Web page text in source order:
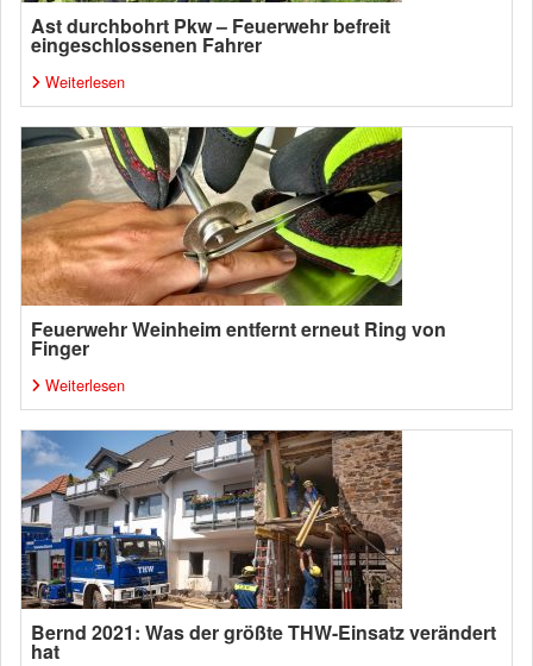
Ast durchbohrt Pkw – Feuerwehr befreit
eingeschlossenen Fahrer
Weiterlesen
Feuerwehr Weinheim entfernt erneut Ring von
Finger
Weiterlesen
Bernd 2021: Was der größte THW-Einsatz verändert
hat